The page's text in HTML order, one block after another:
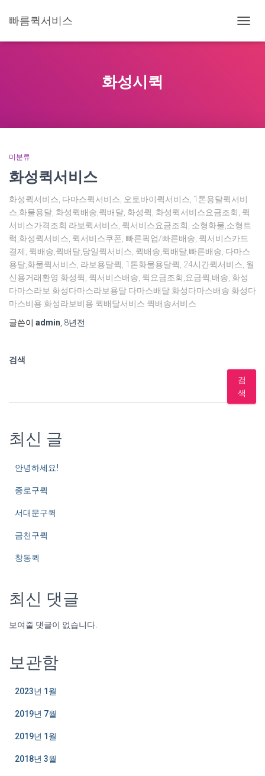
빠름퀵서비스
비
화성시퀵
미분류
화성퀵서비스
화성퀵서비스, 다마스퀵서비스, 오토바이퀵서비스, 1톤용달퀵서비
스,화물용달, 화성퀵배송,퀵배달, 화성퀵, 화성퀵서비스요금조회, 퀵
서비스가격조회 라보퀵서비스, 퀵서비스요금조회, 소형화물,소형트
럭,화성퀵서비스, 퀵서비스쿠폰, 빠른픽업/빠른배송, 퀵서비스카드
결제, 퀵배송,퀵배달,당일퀵서비스, 퀵배송,퀵배달,빠른배송, 다마스
용달,화물퀵서비스, 라보용달퀵, 1톤화물용달퀵, 24시간퀵서비스, 월
신용거래환영 화성퀵, 퀵서비스배송, 퀵요금조회,요금퀵,배송, 화성
다마스라보 화성다마스라보용달 다마스배달 화성다마스배송 화성다
마스비용 화성라보비용 퀵배달서비스 퀵배송서비스
글쓴이 admin 8년전
검색
검
색
최신 글
안녕하세요!
종로구퀵
서대문구퀵
금천구퀵
창동퀵
최신 댓글
보여줄 댓글이 없습니다.
보관함
2023년 1월
2019년 7월
2019년 1월
2018년 3월